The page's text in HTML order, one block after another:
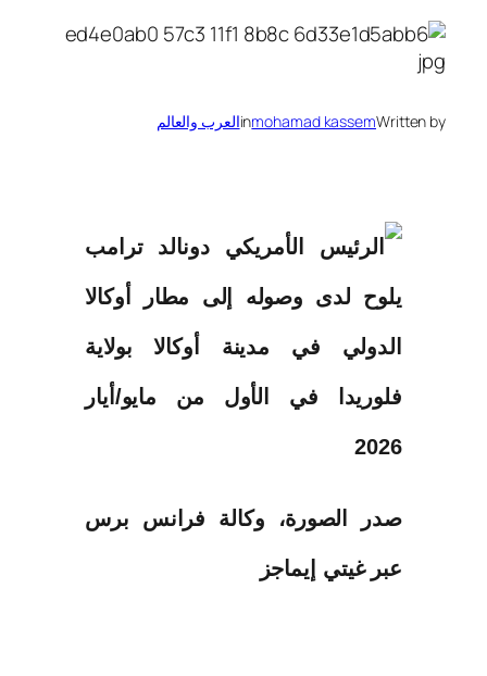
Written by
mohamad kassem
inالعرب والعالم
صدر الصورة، وكالة فرانس برس
عبر غيتي إيماجز